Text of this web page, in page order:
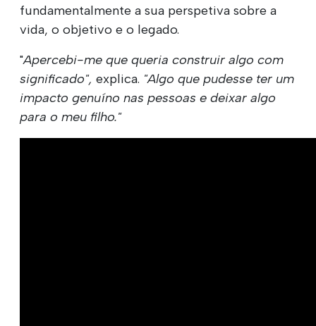
fundamentalmente a sua perspetiva sobre a
vida, o objetivo e o legado.
"Apercebi-me que queria construir algo com
significado", explica. "Algo que pudesse ter um
impacto genuíno nas pessoas e deixar algo
para o meu filho."